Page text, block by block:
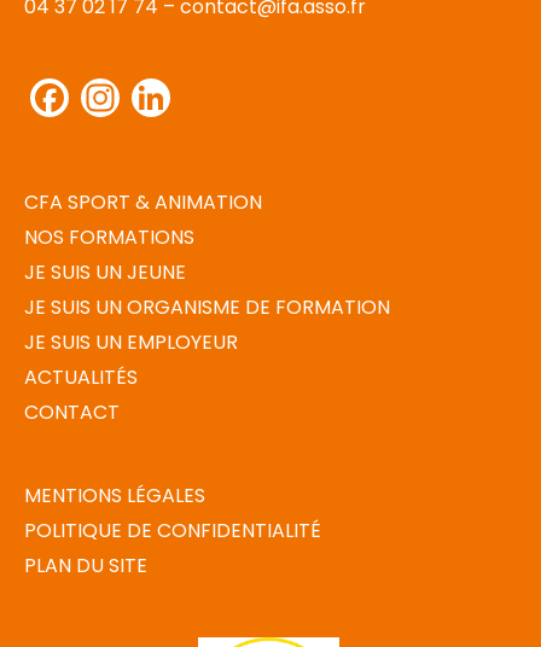
04 37 02 17 74 – contact@ifa.asso.fr
CFA SPORT & ANIMATION
NOS FORMATIONS
JE SUIS UN JEUNE
JE SUIS UN ORGANISME DE FORMATION
JE SUIS UN EMPLOYEUR
ACTUALITÉS
CONTACT
MENTIONS LÉGALES
POLITIQUE DE CONFIDENTIALITÉ
PLAN DU SITE